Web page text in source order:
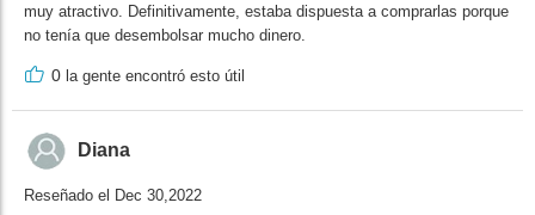
muy atractivo. Definitivamente, estaba dispuesta a comprarlas porque
no tenía que desembolsar mucho dinero.
0 la gente encontró esto útil
Diana
Reseñado el Dec 30,2022